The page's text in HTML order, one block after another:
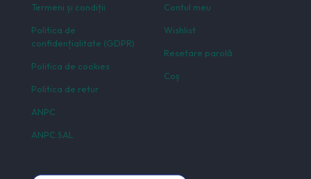
Termeni și condiții
Politica de
confidențialitate (GDPR)
Politica de cookies
Politica de retur
ANPC
ANPC SAL
Contul meu
Wishlist
Resetare parolă
Coș